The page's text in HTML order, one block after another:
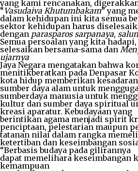
yang kami rencanakan,
“Vasudaiva Khutumbakam” yang
dalam kehidupan ini kita semua
sektor kehidupan harus
dengan parasparos sarpanaya,
Semua persoalan yang kita
selesaikan bersama-sama dan
ujarnya
Jaya Negara mengatakan bahwa
menitikberatkan pada Denpasar
kota hidup memberikan
sumber daya alam untuk
sumberdaya manusia untuk
kultur dan sumber daya spiritual
kreasi aparatur. Kebudayaan yang
berintikan agama menjadi spirit
penciptaan, pelestarian maupun
tatanan nilai dalam rangka
ketertiban dan keseimbangan
“Berbasis budaya pada gilirannya
dapat memelihara keseimbangan
kemampuan